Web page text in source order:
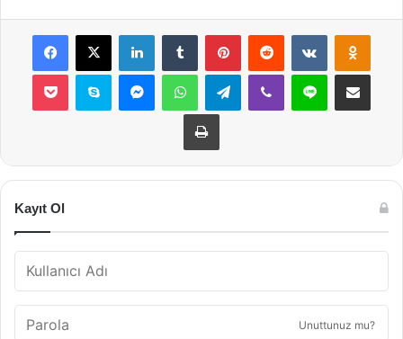
Facebook
X LinkedInTumblr PinterestReddit VKontakte
Pocket Skype MessengerWhatsAppTelegramViber Line E-Posta ile
Yazdır
Kayıt Ol
Unuttunuz mu?